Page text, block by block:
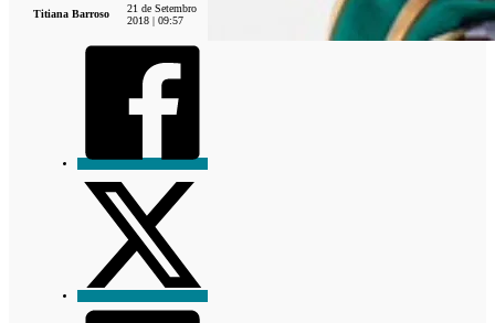
Titiana Barroso
21 de Setembro
2018 | 09:57